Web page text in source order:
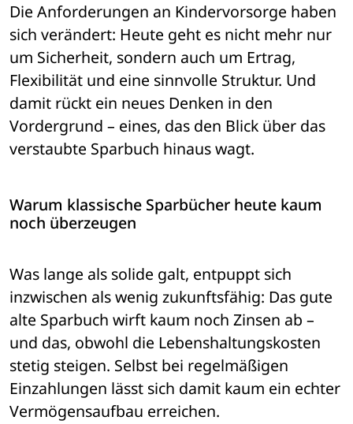
Die Anforderungen an Kindervorsorge haben
sich verändert: Heute geht es nicht mehr nur
um Sicherheit, sondern auch um Ertrag,
Flexibilität und eine sinnvolle Struktur. Und
damit rückt ein neues Denken in den
Vordergrund – eines, das den Blick über das
verstaubte Sparbuch hinaus wagt.
Warum klassische Sparbücher heute kaum
noch überzeugen
Was lange als solide galt, entpuppt sich
inzwischen als wenig zukunftsfähig: Das gute
alte Sparbuch wirft kaum noch Zinsen ab –
und das, obwohl die Lebenshaltungskosten
stetig steigen. Selbst bei regelmäßigen
Einzahlungen lässt sich damit kaum ein echter
Vermögensaufbau erreichen.